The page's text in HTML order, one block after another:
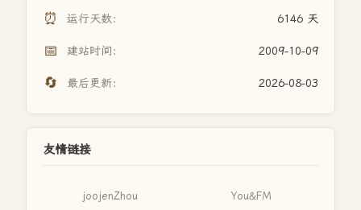
⏰ 运行天数： 6146 天
📅 建站时间： 2009-10-09
🔄 最后更新： 2026-08-03
友情链接
joojenZhou You&FM